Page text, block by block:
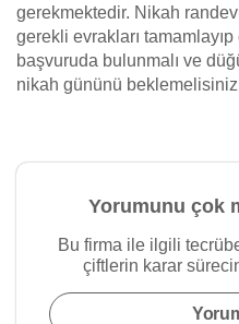
gerekmektedir. Nikah
gerekli evrakları
başvuruda bulunmalı ve
nikah gününü
Yorumunu çok
Bu firma ile ilgili
çiftlerin karar